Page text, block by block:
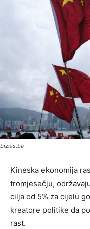
biznis.ba
Kineska ekonomija
tromjesečju,
cilja od 5% za cijelu
kreatore politike da
rast.